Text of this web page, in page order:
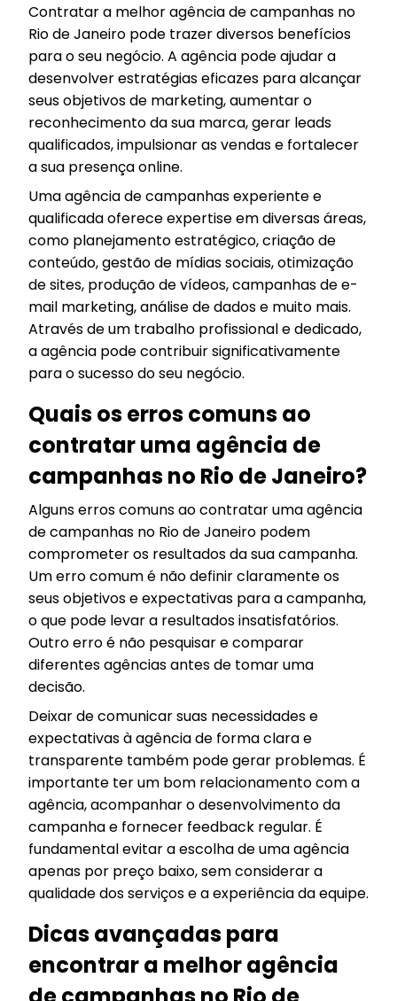
Contratar a melhor agência de campanhas no
Rio de Janeiro pode trazer diversos benefícios
para o seu negócio. A agência pode ajudar a
desenvolver estratégias eficazes para alcançar
seus objetivos de marketing, aumentar o
reconhecimento da sua marca, gerar leads
qualificados, impulsionar as vendas e fortalecer
a sua presença online.
Uma agência de campanhas experiente e
qualificada oferece expertise em diversas áreas,
como planejamento estratégico, criação de
conteúdo, gestão de mídias sociais, otimização
de sites, produção de vídeos, campanhas de e-
mail marketing, análise de dados e muito mais.
Através de um trabalho profissional e dedicado,
a agência pode contribuir significativamente
para o sucesso do seu negócio.
Quais os erros comuns ao
contratar uma agência de
campanhas no Rio de Janeiro?
Alguns erros comuns ao contratar uma agência
de campanhas no Rio de Janeiro podem
comprometer os resultados da sua campanha.
Um erro comum é não definir claramente os
seus objetivos e expectativas para a campanha,
o que pode levar a resultados insatisfatórios.
Outro erro é não pesquisar e comparar
diferentes agências antes de tomar uma
decisão.
Deixar de comunicar suas necessidades e
expectativas à agência de forma clara e
transparente também pode gerar problemas. É
importante ter um bom relacionamento com a
agência, acompanhar o desenvolvimento da
campanha e fornecer feedback regular. É
fundamental evitar a escolha de uma agência
apenas por preço baixo, sem considerar a
qualidade dos serviços e a experiência da equipe.
Dicas avançadas para
encontrar a melhor agência